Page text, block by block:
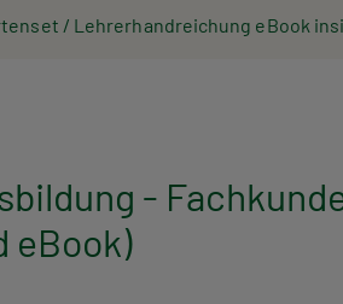
/ Lehrerhandreichung eBook
-
eBook)